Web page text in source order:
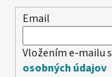
Email
Vložením e-mailu
osobných údajov